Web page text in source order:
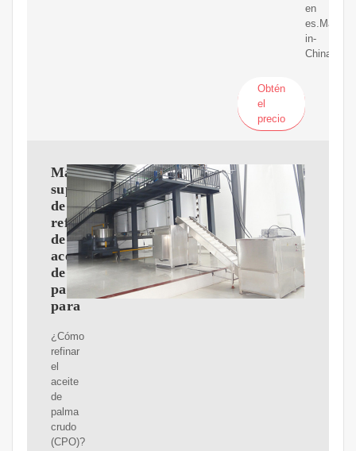
en
es.Made-
in-
China.com
Obtén
el
precio
Máquina
superior
de
refinería
de
aceite
de
palma
para
¿Cómo
refinar
el
aceite
de
palma
crudo
(CPO)?